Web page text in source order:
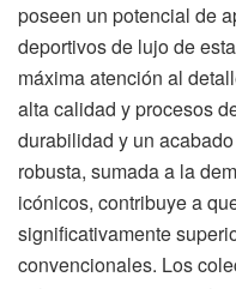
poseen un potencial de
deportivos de lujo de
máxima atención al
alta calidad y procesos
durabilidad y un
robusta, sumada a la
icónicos, contribuye a
significativamente
convencionales. Los